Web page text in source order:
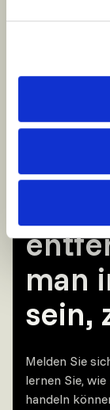
man
sein,
Melden Sie
lernen Sie,
handeln